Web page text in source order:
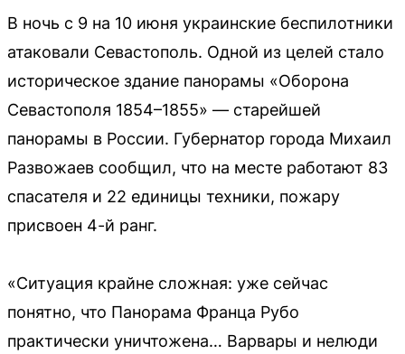
В ночь с 9 на 10 июня украинские беспилотники
атаковали Севастополь. Одной из целей стало
историческое здание панорамы «Оборона
Севастополя 1854–1855» — старейшей
панорамы в России. Губернатор города Михаил
Развожаев сообщил, что на месте работают 83
спасателя и 22 единицы техники, пожару
присвоен 4-й ранг.
«Ситуация крайне сложная: уже сейчас
понятно, что Панорама Франца Рубо
практически уничтожена… Варвары и нелюди